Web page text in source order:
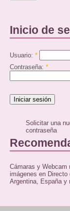
Inicio de
Usuario: *
Contraseña: *
Solicitar una
contraseña
Cámaras y Webcam
imágenes en Directo
Argentina, España y